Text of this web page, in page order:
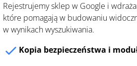
Rejestrujemy sklep w Google i
które pomagają w budowaniu
w wynikach wyszukiwania.
Kopia bezpieczeństwa i